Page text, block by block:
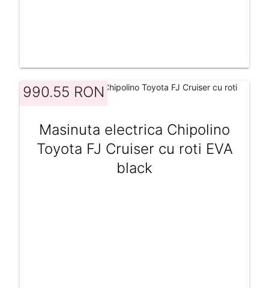
990.55 RON
Masinuta electrica Chipolino
Toyota FJ Cruiser cu roti EVA
black